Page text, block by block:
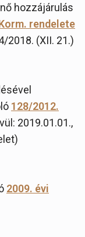
hozzájárulás
rendelete
2018. (XII. 21.)
128/2012.
2019.01.01.,
2009. évi